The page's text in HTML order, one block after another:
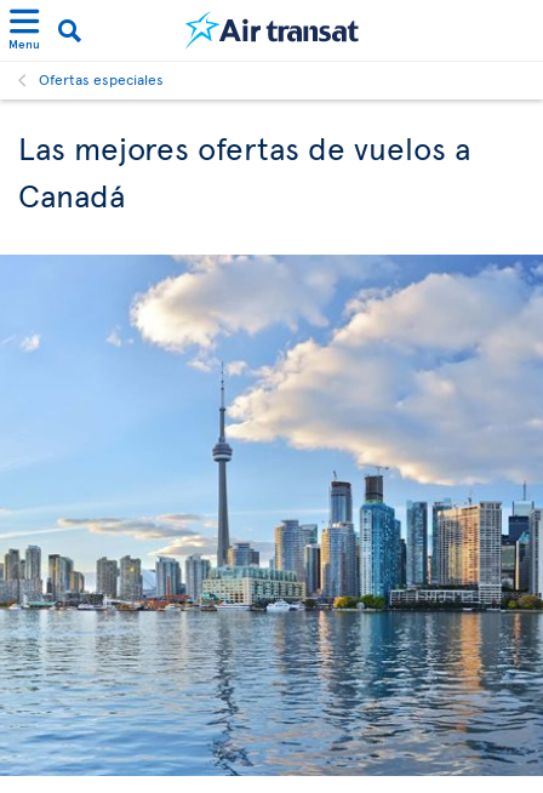
Menu
Ofertas especiales
Las mejores ofertas de vuelos a
Canadá